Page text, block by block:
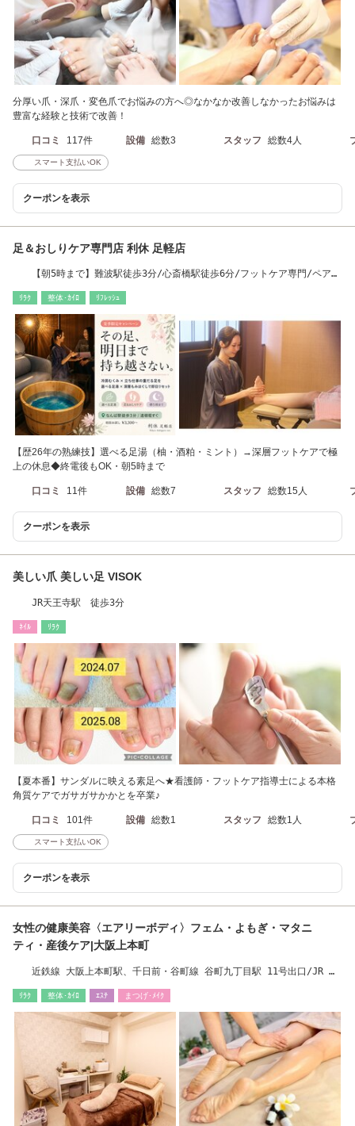
分厚い爪・深爪・変色爪でお悩みの方へ◎なかなか改善しなかったお悩みは
豊富な経験と技術で改善！
口コミ 117件 設備 総数3 スタッフ 総数4人
スマート支払いOK
クーポンを表示
足＆おしりケア専門店 利休 足軽店
【朝5時まで】難波駅徒歩3分/心斎橋駅徒歩6分/フットケア専門/ペア大
ﾘﾗｸ 整体･ｶｲﾛ ﾘﾌﾚｯｼｭ
【歴26年の熟練技】選べる足湯（柚・酒粕・ミント）→深層フットケアで極
上の休息◆終電後もOK・朝5時まで
口コミ 11件 設備 総数7 スタッフ 総数15人
クーポンを表示
美しい爪 美しい足 VISOK
JR天王寺駅 徒歩3分
ﾈｲﾙ ﾘﾗｸ
【夏本番】サンダルに映える素足へ★看護師・フットケア指導士による本格
角質ケアでガサガサかかとを卒業♪
口コミ 101件 設備 総数1 スタッフ 総数1人
スマート支払いOK
クーポンを表示
女性の健康美容〈エアリーボディ〉フェム・よもぎ・マタニ
ティ・産後ケア|大阪上本町
近鉄線 大阪上本町駅、千日前・谷町線 谷町九丁目駅 11号出口/JR 鶴
ﾘﾗｸ 整体･ｶｲﾛ ｴｽﾃ まつげ･ﾒｲｸ